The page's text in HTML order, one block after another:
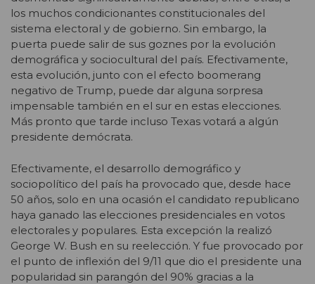
los muchos condicionantes constitucionales del
sistema electoral y de gobierno. Sin embargo, la
puerta puede salir de sus goznes por la evolución
demográfica y sociocultural del país. Efectivamente,
esta evolución, junto con el efecto boomerang
negativo de Trump, puede dar alguna sorpresa
impensable también en el sur en estas elecciones.
Más pronto que tarde incluso Texas votará a algún
presidente demócrata.
Efectivamente, el desarrollo demográfico y
sociopolítico del país ha provocado que, desde hace
50 años, solo en una ocasión el candidato republicano
haya ganado las elecciones presidenciales en votos
electorales y populares. Esta excepción la realizó
George W. Bush en su reelección. Y fue provocado por
el punto de inflexión del 9/11 que dio el presidente una
popularidad sin parangón del 90% gracias a la